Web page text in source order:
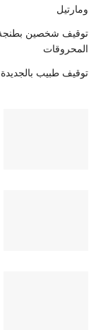
ومارتيل
توقيف شخصين بطنجة
المحروقات
توقيف طبيب